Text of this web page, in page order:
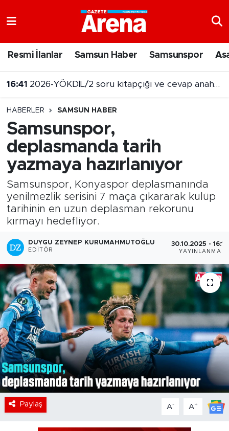
Resmi İlanlar Samsun Haber Samsunspor
16:41 2026-YÖKDİL/2 soru kitapçığı ve cevap anahtarı yayımlandı
HABERLER SAMSUN HABER
Samsunspor,
deplasmanda tarih
yazmaya hazırlanıyor
Samsunspor, Konyaspor deplasmanında
yenilmezlik serisini 7 maça çıkararak kulüp
tarihinin en uzun deplasman rekorunu
kırmayı hedefliyor.
DUYGU ZEYNEP KURUMAHMUTOĞLU
EDITÖR
30.10.2025 - 16:10
YAYINLANMA
Paylaş A- A+
Süper Lig Puan Durumu ve Fikstür
Tüm Manşetler
Son Dakika Haberleri
Haber Arşivi